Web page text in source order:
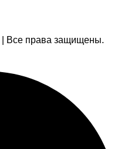
| Все права защищены.